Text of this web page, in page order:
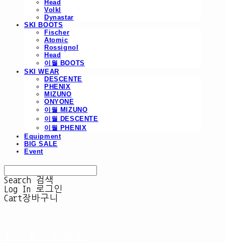
Head
Volkl
Dynastar
SKI BOOTS
Fischer
Atomic
Rossignol
Head
이월 BOOTS
SKI WEAR
DESCENTE
PHENIX
MIZUNO
ONYONE
이월 MIZUNO
이월 DESCENTE
이월 PHENIX
Equipment
BIG SALE
Event
Search
검색
Log In
로그인
Cart장바구니